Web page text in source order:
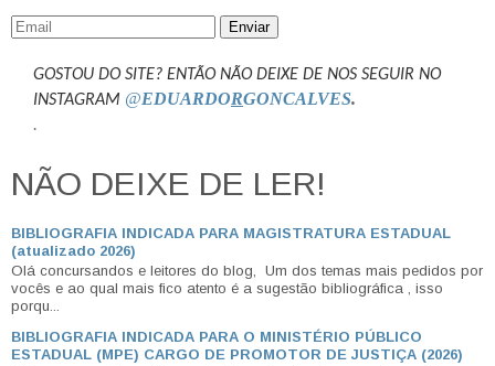
Enviar
GOSTOU DO SITE? ENTÃO NÃO DEIXE DE NOS SEGUIR NO
INSTAGRAM @EDUARDORGONCALVES.
.
NÃO DEIXE DE LER!
BIBLIOGRAFIA INDICADA PARA MAGISTRATURA ESTADUAL
(atualizado 2026)
Olá concursandos e leitores do blog, Um dos temas mais pedidos por
vocês e ao qual mais fico atento é a sugestão bibliográfica , isso
porqu...
BIBLIOGRAFIA INDICADA PARA O MINISTÉRIO PÚBLICO
ESTADUAL (MPE) CARGO DE PROMOTOR DE JUSTIÇA (2026)